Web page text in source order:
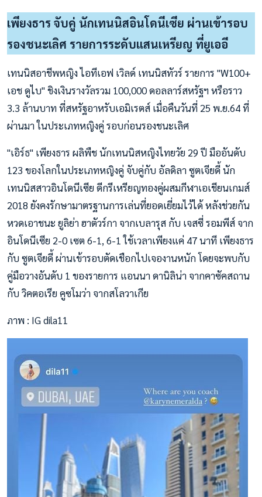
เพียงธาร จับคู่ นักเทนนิสอินโดนีเซีย ผ่านเข้ารอบ
รองชนะเลิศ รายการระดับแสนเหรียญ ที่ยูเออี
เทนนิสอาชีพหญิง ไอทีเอฟ เวิลด์ เทนนิสทัวร์ รายการ "W100+
เอช ดูไบ" ชิงเงินรางวัลรวม 100,000 ดอลลาร์สหรัฐฯ หรือราว
3.3 ล้านบาท ที่สหรัฐอาหรับเอมิเรตส์ เมื่อคืนวันที่ 25 พ.ย.64 ที่
ผ่านมา ในประเภทหญิงคู่ รอบก่อนรองชนะเลิศ
"เอิร์ธ" เพียงธาร ผลิพืช นักเทนนิสหญิงไทยวัย 29 ปี มืออันดับ
123 ของโลกในประเภทหญิงคู่ จับคู่กับ อัลดิลา ซูตเจียดี้ นัก
เทนนิสสาวอินโดนีเซีย ดีกรีเหรียญทองคู่ผสมกีฬาเอเชียนเกมส์
2018 ยังคงรักษามาตรฐานการเล่นที่ยอดเยี่ยมไว้ได้ หลังช่วยกัน
หวดเอาชนะ ยูลิย่า ฮาตัวร์กา จากเบลารุส กับ เจสซี่ รอมพีส์ จาก
อินโดนีเซีย 2-0 เซต 6-1, 6-1 ใช้เวลาเพียงแค่ 47 นาที เพียงธาร
กับ ซูตเจียดี้ ผ่านเข้ารอบตัดเชือกไปเจองานหนัก โดยจะพบกับ
คู่มือวางอันดับ 1 ของรายการ แอนนา ดานิลิน่า จากคาซัคสถาน
กับ วิคตอเรีย คูซโมว่า จากสโลวาเกีย
ภาพ : IG dila11